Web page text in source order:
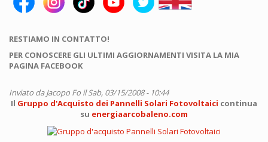
RESTIAMO IN CONTATTO!
PER CONOSCERE GLI ULTIMI AGGIORNAMENTI VISITA LA MIA
PAGINA FACEBOOK
Inviato daJacopo Fo il Sab, 03/15/2008 - 10:44
Il Gruppo d'Acquisto dei Pannelli Solari Fotovoltaici continua
su energiaarcobaleno.com